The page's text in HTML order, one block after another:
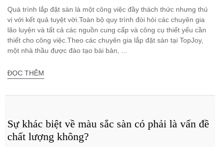
Quá trình lắp đặt sàn là một công việc đầy thách thức nhưng thú
vị với kết quả tuyệt vời.Toàn bộ quy trình đòi hỏi các chuyên gia
lão luyện và tất cả các nguồn cung cấp và công cụ thiết yếu cần
thiết cho công việc.Theo các chuyên gia lắp đặt sàn tại TopJoy,
một nhà thầu được đào tạo bài bản, ...
ĐỌC THÊM
Sự khác biệt về màu sắc sàn có phải là vấn đề
chất lượng không?